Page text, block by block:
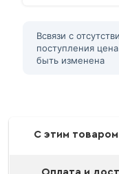
Всвязи с
поступления
быть изменена
С этим